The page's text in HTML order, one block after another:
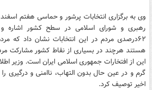
رهبری و شورای اسلامی در سطح کشور اشاره
۶۲درصدی مردم در این انتخابات نشان داد که
این از افتخارات جمهوری اسلامی ایران است. وزیر
گرم و در عین حال بدون التهاب، ناامنی و درگیری را
اخیر توصیف کرد.